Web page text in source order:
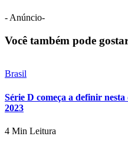
- Anúncio-
Você também pode
Brasil
Série D começa a definir
2023
4 Min Leitura